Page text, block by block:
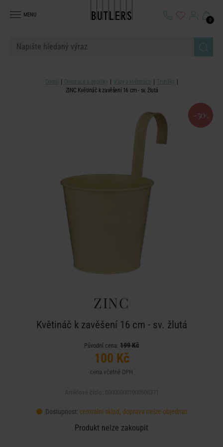
MENU
0
Domů Dekorace a doplňky Vázy a květináče
Truhlíky
ZINC Květináč k zavěšení 16 cm - sv. žlutá
-50 %
ZINC
Květináč k zavěšení 16 cm - sv. žlutá
Původní cena: 199 Kč
100 Kč
cena včetně DPH
Dostupnost: centrální sklad, doprava nelze objednat
Produkt nelze zakoupit